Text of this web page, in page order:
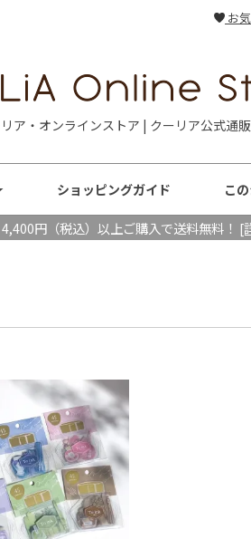
お
ア・オンラインストア | クーリア公式通
ショッピングガイド こ
4,400円（税込）以上ご購入で送料無料！ [